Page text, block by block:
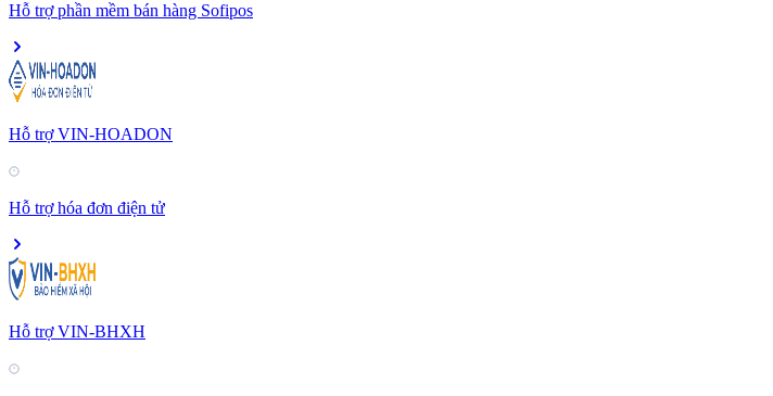
Hỗ trợ phần mềm bán hàng Sofipos
Hỗ trợ VIN-HOADON
Hỗ trợ hóa đơn điện tử
Hỗ trợ VIN-BHXH